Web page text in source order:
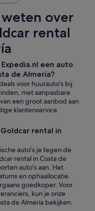
over
rental
een auto
de Almería?
voor huurauto's bij
met aanpasbare
een groot aanbod aan
klantenservice.
rental in
auto's je tegen de
rental in Costa de
auto's aan. Het
en ophaallocatie.
goedkoper. Voor
kun je onze
de Almería bekijken.